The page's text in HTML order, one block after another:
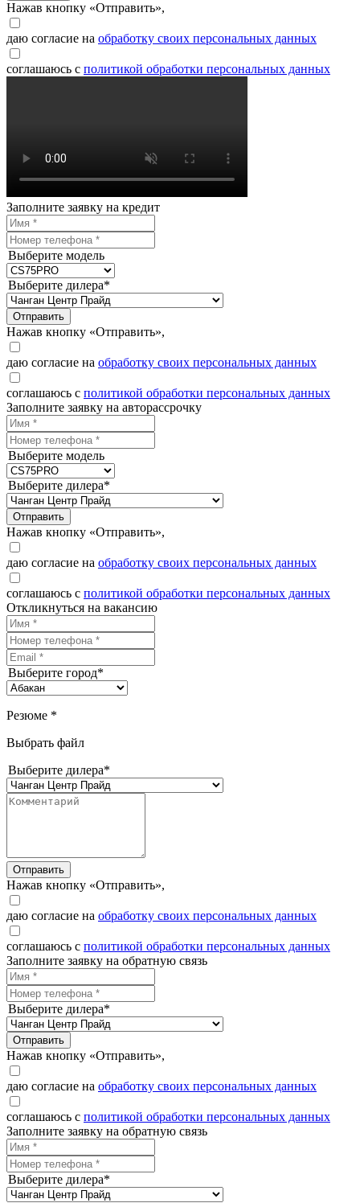
Нажав кнопку «Отправить»,
даю согласие на обработку своих персональных данных
соглашаюсь с политикой обработки персональных данных
Заполните заявку на кредит
Выберите модель
Выберите дилера*
Отправить
Нажав кнопку «Отправить»,
даю согласие на обработку своих персональных данных
соглашаюсь с политикой обработки персональных данных
Заполните заявку на авторассрочку
Выберите модель
Выберите дилера*
Отправить
Нажав кнопку «Отправить»,
даю согласие на обработку своих персональных данных
соглашаюсь с политикой обработки персональных данных
Откликнуться на вакансию
Выберите город*
Резюме *
Выбрать файл
Выберите дилера*
Отправить
Нажав кнопку «Отправить»,
даю согласие на обработку своих персональных данных
соглашаюсь с политикой обработки персональных данных
Заполните заявку на обратную связь
Выберите дилера*
Отправить
Нажав кнопку «Отправить»,
даю согласие на обработку своих персональных данных
соглашаюсь с политикой обработки персональных данных
Заполните заявку на обратную связь
Выберите дилера*